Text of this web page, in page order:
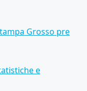
Grosso pre
e